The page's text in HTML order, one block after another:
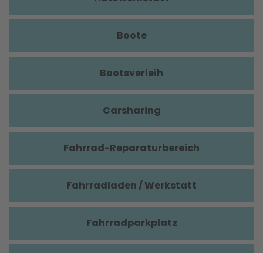
Boote
Bootsverleih
Carsharing
Fahrrad-Reparaturbereich
Fahrradladen / Werkstatt
Fahrradparkplatz